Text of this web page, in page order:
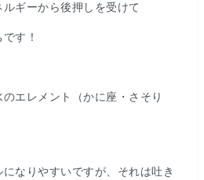
ギーから後押しを受けて
す！
エレメント（かに座・さそり
なりやすいですが、それは吐き